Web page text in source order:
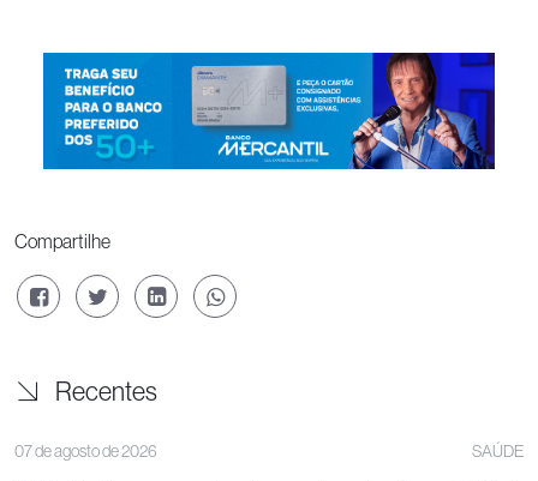
Compartilhe
Recentes
07 de agosto de 2026 SAÚDE